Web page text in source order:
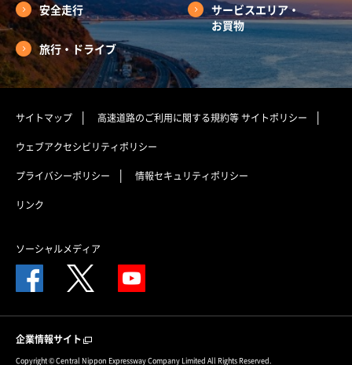
安全走行
サービスエリア・
お買物
旅行・ドライブ
サイトマップ 高速道路のご利用に関する規約等サイトポリシー
ウェブアクセシビリティポリシー
プライバシーポリシー 情報セキュリティポリシー
リンク
ソーシャルメディア
企業情報サイト
Copyright © Central Nippon Expressway Company Limited All Rights Reserved.